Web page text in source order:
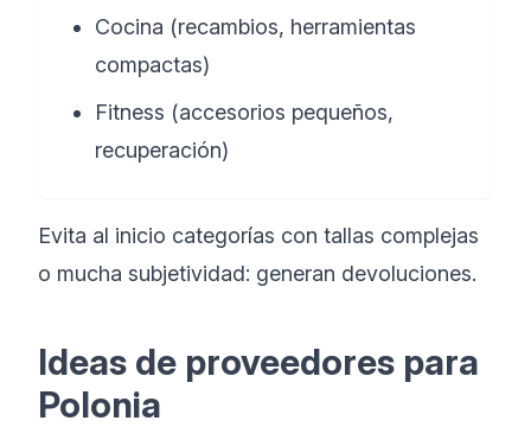
Cocina (recambios, herramientas
compactas)
Fitness (accesorios pequeños,
recuperación)
Evita al inicio categorías con tallas complejas
o mucha subjetividad: generan devoluciones.
Ideas de proveedores para
Polonia